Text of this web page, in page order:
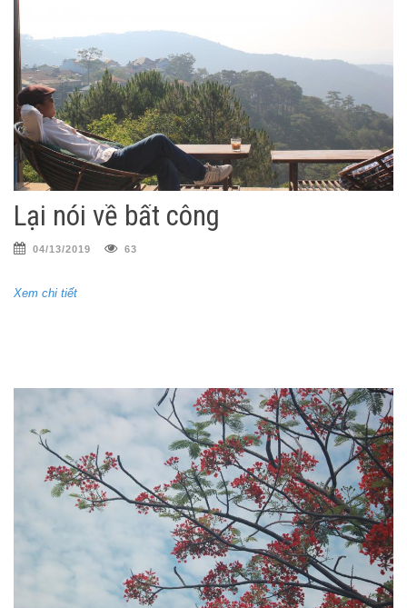
Lại nói về bất công
04/13/2019 63
Xem chi tiết